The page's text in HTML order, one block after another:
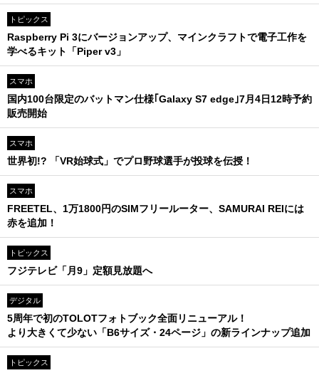
トピックス
Raspberry Pi 3にバージョンアップ、マインクラフトで電子工作を
学べるキット「Piper v3」
スマホ
国内100台限定のバットマン仕様｢Galaxy S7 edge｣7月4日12時予約
販売開始
スマホ
世界初!? 「VR始球式」でプロ野球選手が投球を伝授！
スマホ
FREETEL、1万1800円のSIMフリールーター、SAMURAI REIには
赤を追加！
トピックス
フジテレビ「月9」定額見放題へ
デジタル
5周年で初のTOLOTフォトブック全面リニューアル！
より大きくて少ない「B6サイズ・24ページ」の新ラインナップ追加
トピックス